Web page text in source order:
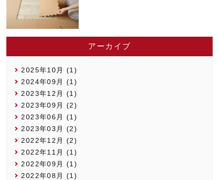
アーカイブ
2025年10月 (1)
2024年09月 (1)
2023年12月 (1)
2023年09月 (2)
2023年06月 (1)
2023年03月 (2)
2022年12月 (2)
2022年11月 (1)
2022年09月 (1)
2022年08月 (1)